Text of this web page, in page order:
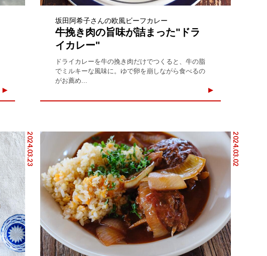
坂田阿希子さんの欧風ビーフカレー
牛挽き肉の旨味が詰まった"ドラ
イカレー"
ドライカレーを牛の挽き肉だけでつくると、牛の脂
でミルキーな風味に。ゆで卵を崩しながら食べるの
がお薦め...
2024.03.23 2024.03.02